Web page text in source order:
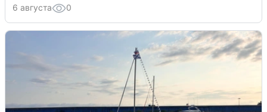
6 августа 0